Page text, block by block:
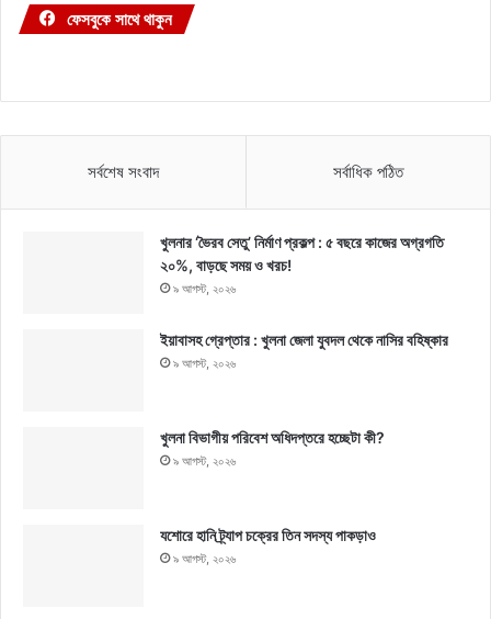
ফেসবুকে সাথে থাকুন
সর্বশেষ সংবাদ সর্বাধিক পঠিত
খুলনার ‘ভৈরব সেতু’ নির্মাণ প্রকল্প : ৫ বছরে কাজের অগ্রগতি
২০%, বাড়ছে সময় ও খরচ!
৯ আগস্ট, ২০২৬
ইয়াবাসহ গ্রেপ্তার : খুলনা জেলা যুবদল থেকে নাসির বহিষ্কার
৯ আগস্ট, ২০২৬
খুলনা বিভাগীয় পরিবেশ অধিদপ্তরে হচ্ছেটা কী?
৯ আগস্ট, ২০২৬
যশোরে হানি ট্র্যাপ চক্রের তিন সদস্য পাকড়াও
৯ আগস্ট, ২০২৬